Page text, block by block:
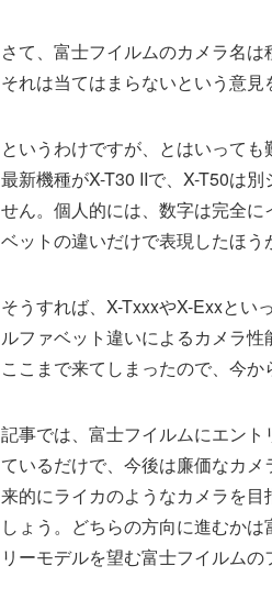
さて、富士フイルムのカメラ名
それは当てはまらないという意見
というわけですが、とはいって
最新機種がX-T30 IIで、X-T50は
せん。個人的には、数字は完全
ベットの違いだけで表現したほう
そうすれば、X-TxxxやX-Exxとい
ルファベット違いによるカメラ
ここまで来てしまったので、今
記事では、富士フイルムにエン
ているだけで、今後は廉価なカ
来的にライカのようなカメラを
しょう。どちらの方向に進むか
リーモデルを望む富士フイルムの